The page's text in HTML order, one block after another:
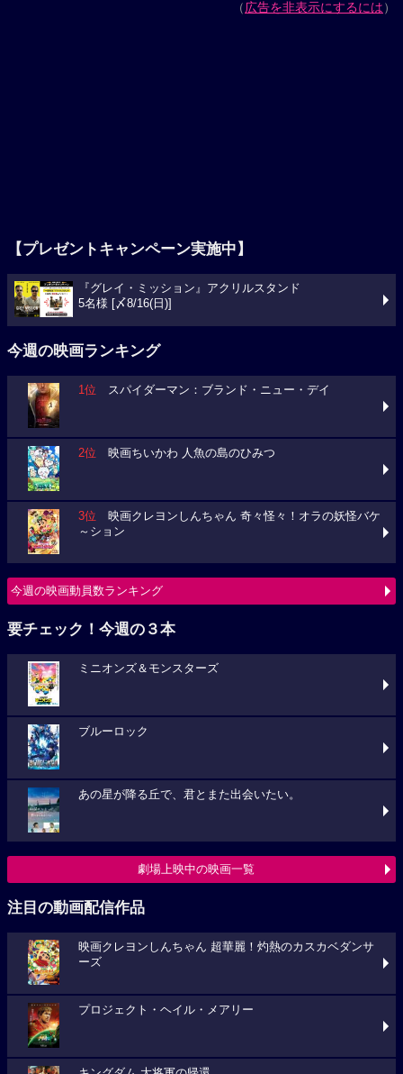
（広告を非表示にするには）
【プレゼントキャンペーン実施中】
『グレイ・ミッション』アクリルスタンド
5名様 [〆8/16(日)]
今週の映画ランキング
1位 スパイダーマン：ブランド・ニュー・デイ
2位 映画ちいかわ 人魚の島のひみつ
3位 映画クレヨンしんちゃん 奇々怪々！オラの妖怪バケ
～ション
今週の映画動員数ランキング
要チェック！今週の３本
ミニオンズ＆モンスターズ
ブルーロック
あの星が降る丘で、君とまた出会いたい。
劇場上映中の映画一覧
注目の動画配信作品
映画クレヨンしんちゃん 超華麗！灼熱のカスカベダンサ
ーズ
プロジェクト・ヘイル・メアリー